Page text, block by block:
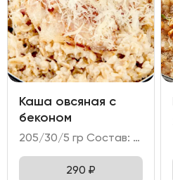
Каша овсяная с
беконом
205/30/5 гр Состав: - каша овсяная; - бекон; - пармезан.
290 ₽